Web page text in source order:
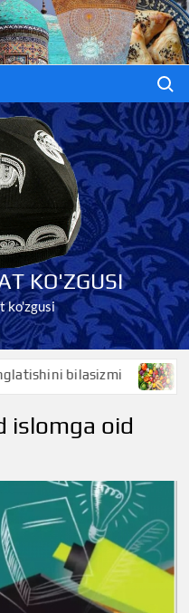
KO'ZGUSI
ko'zgusi
Baliqko’z nimani
islomga oid